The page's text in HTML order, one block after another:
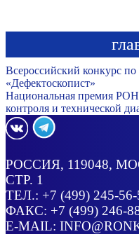
Всероссийский конкурс
«Дефектоскопист»
Национальная премия
контроля и технической
РОССИЯ, 119048,
СТР. 1
ТЕЛ.: +7 (499) 245-56-
ФАКС: +7 (499) 246-
E-MAIL: